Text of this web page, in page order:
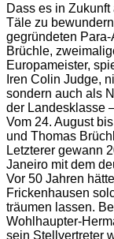
Dass es in
Täle zu
gegründeten Para-
Brüchle,
Europameister,
Iren Colin Judge,
sondern auch als
der Landesklasse
Vom 24. August
und Thomas
Letzterer gewann
Janeiro mit dem
Vor 50 Jahren
Frickenhausen
träumen lassen.
Wohlhaupter-
sein Stellvertreter